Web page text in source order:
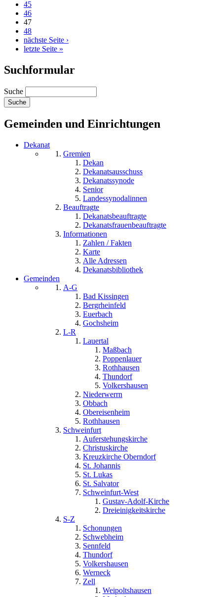
45
46
47
48
nächste Seite ›
letzte Seite »
Suchformular
Suche
Gemeinden und Einrichtungen
Dekanat
Gremien
Dekan
Dekanatsausschuss
Dekanatssynode
Senior
Landessynodalinnen
Beauftragte
Dekanatsbeauftragte
Dekanatsfrauenbeauftragte
Informationen
Zahlen / Fakten
Karte
Alle Adressen
Dekanatsbibliothek
Gemeinden
A-G
Bad Kissingen
Bergrheinfeld
Euerbach
Gochsheim
L-R
Lauertal
Maßbach
Poppenlauer
Rothhausen
Thundorf
Volkershausen
Niederwerrn
Obbach
Obereisenheim
Rothhausen
Schweinfurt
Auferstehungskirche
Christuskirche
Kreuzkirche Oberndorf
St. Johannis
St. Lukas
St. Salvator
Schweinfurt-West
Gustav-Adolf-Kirche
Dreieinigkeitskirche
S-Z
Schonungen
Schwebheim
Sennfeld
Thundorf
Volkershausen
Werneck
Zell
Weipoltshausen